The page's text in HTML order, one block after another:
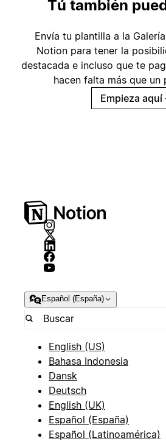
Tú también
Envía tu plantilla a la
Notion para tener la
destacada e incluso que te
hacen falta más que un
Empieza aquí
Español (España)
English (US)
Bahasa Indonesia
Dansk
Deutsch
English (UK)
Español (España)
Español (Latinoamérica)